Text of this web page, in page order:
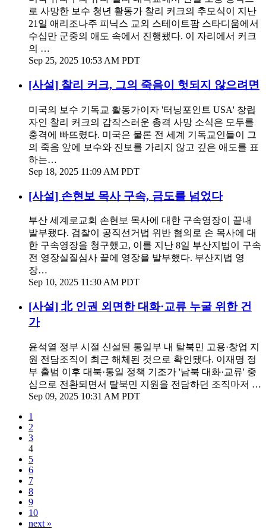
로 사망한 보수 청년 활동가 찰리 커크의 추모식이 지난
21일 애리조나주 피닉스 교외 스테이트팜 스타디움에서
수십만 군중의 애도 속에서 진행됐다. 이 자리에서 커크
의 …
Sep 25, 2025 10:53 AM PDT
[사설] 찰리 커크, 그의 죽음이 헛되지 않으려면
미국의 보수 기독교 활동가이자 '터닝포인트 USA' 창립
자인 찰리 커크의 갑작스러운 총격 사망 소식은 모두를
충격에 빠뜨렸다. 미국은 물론 전 세계 기독교인들이 그
의 죽음 앞에 보수와 진보를 가리지 않고 깊은 애도를 표
하는…
Sep 18, 2025 11:09 AM PDT
[사설] 손현보 목사 구속, 금도를 넘었다
부산 세계로교회 손현보 목사에 대한 구속영장이 끝내
발부됐다. 검찰이 공직선거법 위반 혐의로 손 목사에 대
한 구속영장을 청구했고, 이를 지난 8일 부산지법이 구속
전 영장실질심사 끝에 영장을 발부했다. 부산지법 영
장…
Sep 10, 2025 11:30 AM PDT
[사설] 北 인권 외면한 대화·교류 누굴 위한 건
가
윤석열 정부 시절 신설된 통일부 내 탈북민 고용·창업 지
원 전담조직이 최근 해체된 것으로 확인됐다. 이재명 정
부 출범 이후 대북·통일 정책 기조가 '남북 대화·교류' 중
심으로 전환되면서 탈북민 지원을 전담하던 조직마저 …
Sep 09, 2025 10:31 AM PDT
1
2
3
4
5
6
7
8
9
10
next »